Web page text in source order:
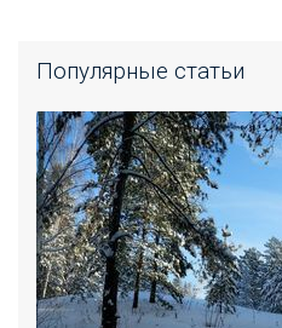
Популярные статьи